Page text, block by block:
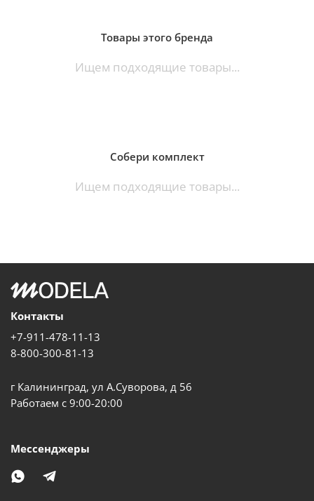
Товары этого бренда
Ищем подходящие товары...
Собери комплект
Ищем подходящие товары...
Контакты
+7-911-478-11-13
8-800-300-81-13
г Калининград, ул А.Суворова, д 56
Работаем с 9:00-20:00
Мессенджеры